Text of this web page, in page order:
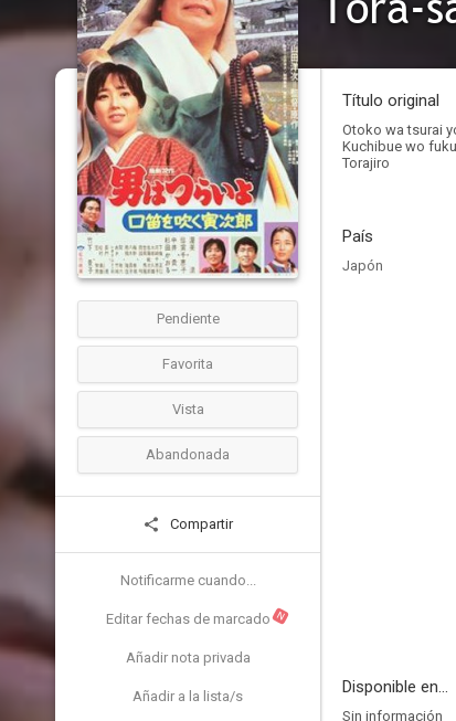
Pendiente
Favorita
Vista
Abandonada
Compartir
Notificarme cuando...
Editar fechas de marcado N
Añadir nota privada
Añadir a la lista/s
Título original
Otoko wa tsurai
Kuchibue wo fuku
Torajiro
País
Japón
Disponible en...
Sin información